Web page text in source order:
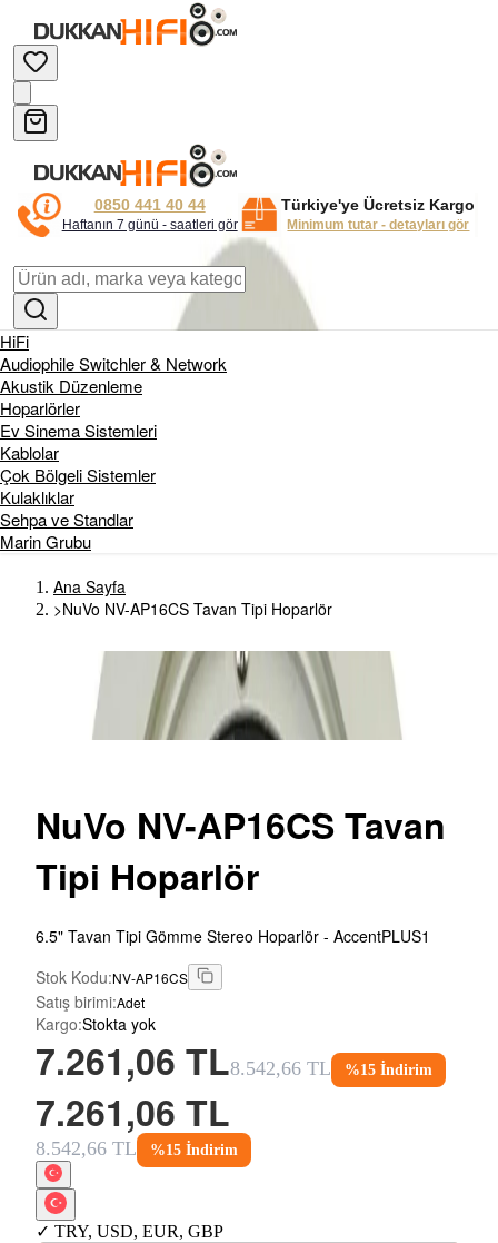
0850 441 40 44
Haftanın 7 günü - saatleri gör
Türkiye'ye Ücretsiz Kargo
Minimum tutar - detayları gör
HiFi
Audiophile Switchler & Network
Akustik Düzenleme
Hoparlörler
Ev Sinema Sistemleri
Kablolar
Çok Bölgeli Sistemler
Kulaklıklar
Sehpa ve Standlar
Marin Grubu
Ana Sayfa
>NuVo NV-AP16CS Tavan Tipi Hoparlör
NuVo NV-AP16CS Tavan
Tipi Hoparlör
6.5" Tavan Tipi Gömme Stereo Hoparlör - AccentPLUS1
Stok Kodu:NV-AP16CS
Satış birimi:Adet
Kargo:Stokta yok
7.261,06 TL8.542,66 TL %15 İndirim
7.261,06 TL
8.542,66 TL %15 İndirim
✓ TRY, USD, EUR, GBP